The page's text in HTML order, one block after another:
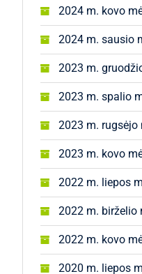
2024 m. kovo
2024 m. sausio
2023 m.
2023 m. spalio
2023 m. rugsėjo
2023 m. kovo
2022 m. liepos
2022 m. birželio
2022 m. kovo
2020 m. liepos